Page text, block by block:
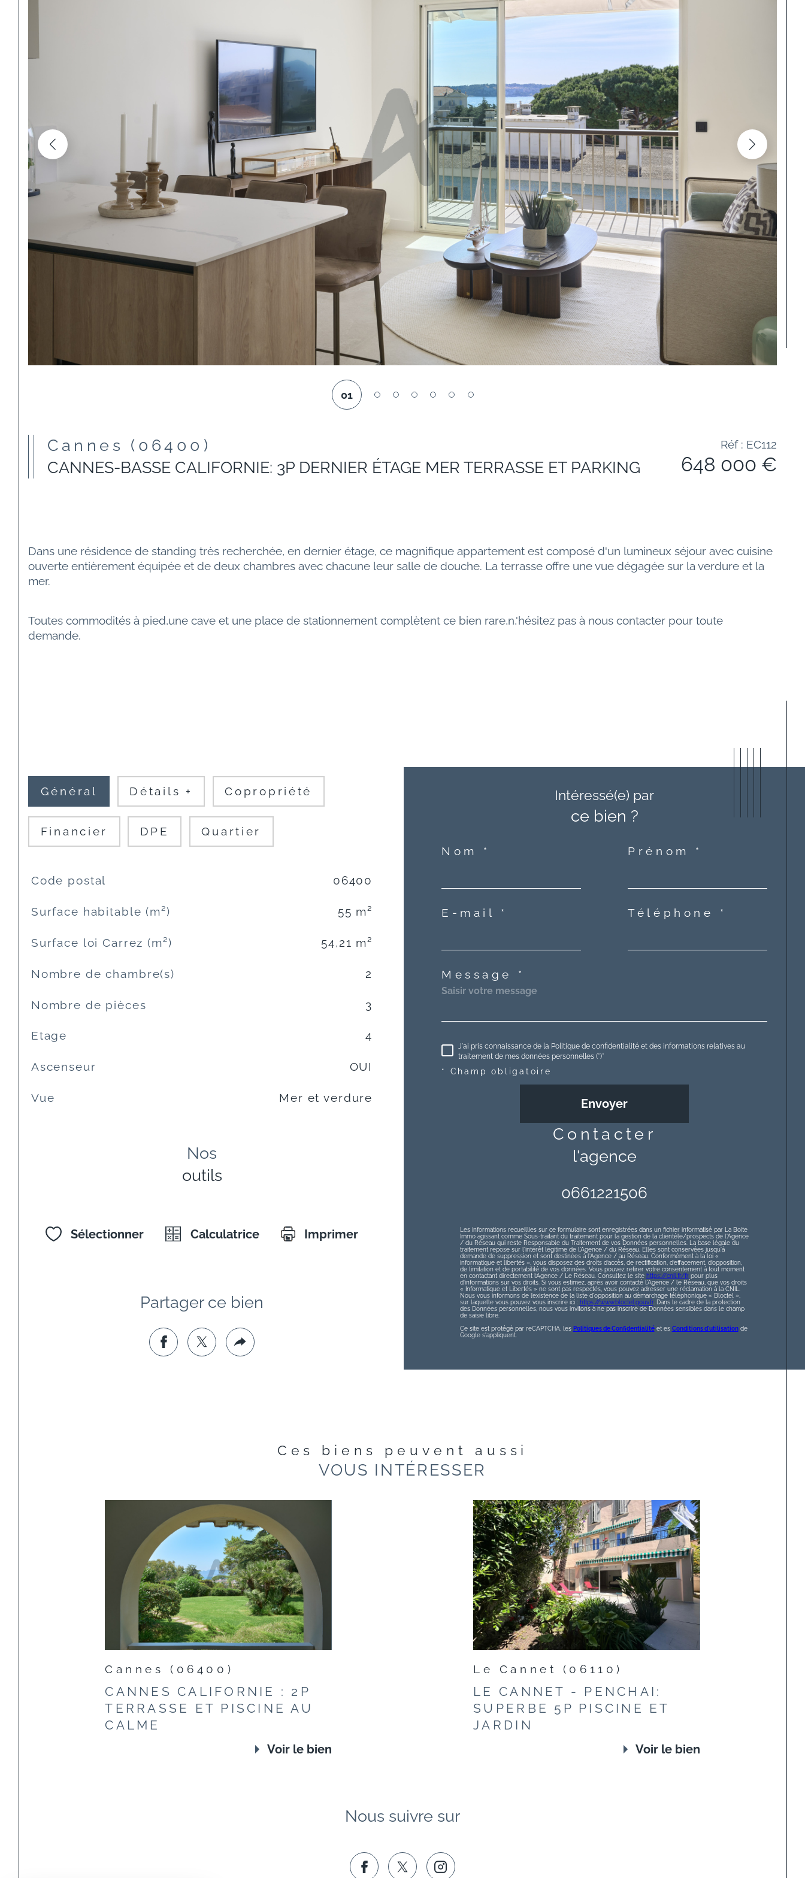
01
Cannes (06400)
CANNES-BASSE CALIFORNIE: 3P DERNIER ÉTAGE MER TERRASSE ET PARKING
Réf : EC112
648 000 €
Dans une résidence de standing très recherchée, en dernier étage, ce magnifique appartement est composé d'un lumineux séjour avec cuisine
ouverte entièrement équipée et de deux chambres avec chacune leur salle de douche. La terrasse offre une vue dégagée sur la verdure et la
mer.
Toutes commodités à pied,une cave et une place de stationnement complètent ce bien rare,n,'hésitez pas à nous contacter pour toute
demande.
Général Détails + Copropriété
Financier DPE Quartier
TRAD_SIROCCO_Caracteristique
Code postal 06400
Surface habitable (m²) 55 m²
Surface loi Carrez (m²) 54,21 m²
Nombre de chambre(s) 2
Nombre de pièces 3
Etage 4
Ascenseur OUI
Vue Mer et verdure
Nos
outils
Sélectionner Calculatrice Imprimer
Partager ce bien
Intéressé(e) par
ce bien ?
Nom * Prénom *
E-mail * Téléphone *
Message *
J'ai pris connaissance de la Politique de confidentialité et des informations relatives au
traitement de mes données personnelles (*)*
* Champ obligatoire
Envoyer
contacter
l'agence
0661221506
Les informations recueillies sur ce formulaire sont enregistrées dans un fichier informatisé par La Boite
Immo agissant comme Sous-traitant du traitement pour la gestion de la clientèle/prospects de l'Agence
/ du Réseau qui reste Responsable du Traitement de vos Données personnelles. La base légale du
traitement repose sur l'intérêt légitime de l'Agence / du Réseau. Elles sont conservées jusqu'à
demande de suppression et sont destinées à l'Agence / au Réseau. Conformément à la loi «
informatique et libertés », vous disposez des droits d’accès, de rectification, d’effacement, d’opposition,
de limitation et de portabilité de vos données. Vous pouvez retirer votre consentement à tout moment
en contactant directement l’Agence / Le Réseau. Consultez le site https://cnil.fr/frpour plus
d’informations sur vos droits. Si vous estimez, après avoir contacté l'Agence / le Réseau, que vos droits
« Informatique et Libertés » ne sont pas respectés, vous pouvez adresser une réclamation à la CNIL.
Nous vous informons de l’existence de la liste d'opposition au démarchage téléphonique « Bloctel »,
sur laquelle vous pouvez vous inscrire ici : https://www.bloctel.gouv.fr. Dans le cadre de la protection
des Données personnelles, nous vous invitons à ne pas inscrire de Données sensibles dans le champ
de saisie libre.
Ce site est protégé par reCAPTCHA, les Politiques de Confidentialitéet es Conditions d'utilisationde
Google s'appliquent.
Ces biens peuvent aussi
VOUS INTÉRESSER
Cannes (06400)
CANNES CALIFORNIE : 2P
TERRASSE ET PISCINE AU
CALME
Voir le bien
Le Cannet (06110)
LE CANNET - PENCHAI:
SUPERBE 5P PISCINE ET
JARDIN
Voir le bien
Nous suivre sur